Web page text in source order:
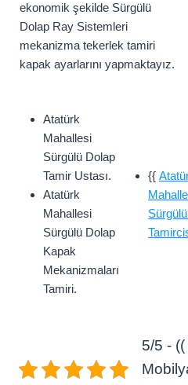
ekonomik şekilde Sürgülü
Dolap Ray Sistemleri
mekanizma tekerlek tamiri
kapak ayarlarını yapmaktayız.
Atatürk
Mahallesi
Sürgülü Dolap
Tamir Ustası.
Atatürk
Mahallesi
Sürgülü Dolap
Kapak
Mekanizmaları
Tamiri.
{{
5/5 -